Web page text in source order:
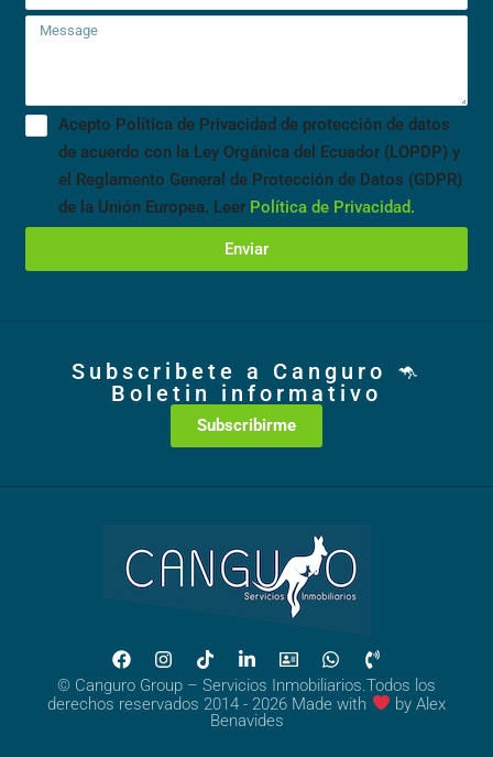
Acepto Política de Privacidad de protección de datos
de acuerdo con la Ley Orgánica del Ecuador (LOPDP) y
el Reglamento General de Protección de Datos (GDPR)
de la Unión Europea. Leer Política de Privacidad.
Enviar
Subscribete a Canguro 🦘
Boletin informativo
Subscribirme
© Canguro Group – Servicios Inmobiliarios.Todos los
derechos reservados 2014 - 2026 Made with
by Alex
Benavides